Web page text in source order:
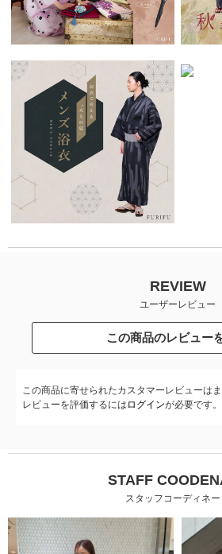
REVIEW
ユーザーレビュー
この商品のレビュー
この商品に寄せられたカスタマーレビューはま
レビューを評価するには ログインが必要です。
STAFF
スタッフコーディネー